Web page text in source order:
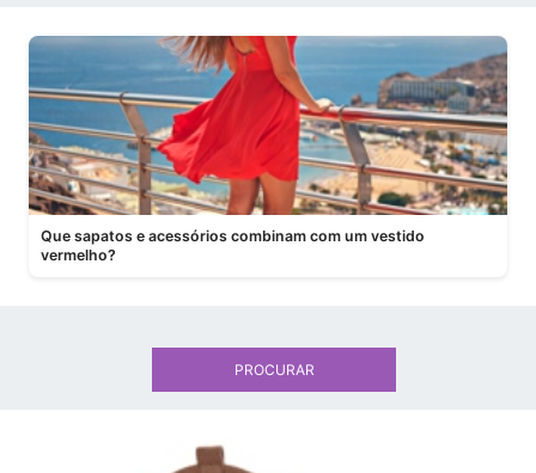
Que sapatos e acessórios combinam com um vestido
vermelho?
PROCURAR